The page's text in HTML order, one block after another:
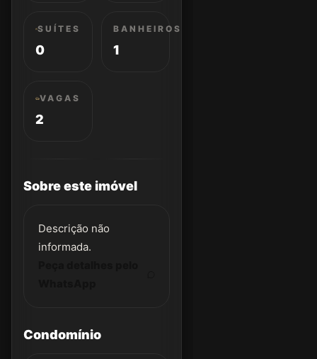
SUÍTES
0
BANHEIROS
1
VAGAS
2
Sobre este imóvel
Descrição não
informada.
Condomínio